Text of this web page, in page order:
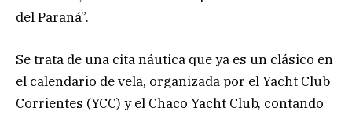
del Paraná”.
Se trata de una cita náutica que ya es un clásico en
el calendario de vela, organizada por el Yacht Club
Corrientes (YCC) y el Chaco Yacht Club, contando